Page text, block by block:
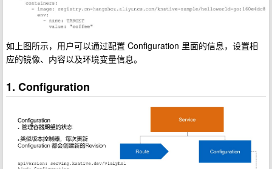
如上图所示，用户可以通过配置 Configuration 里面的信息，设置相
应的镜像、内容以及环境变量信息。
1. Configuration